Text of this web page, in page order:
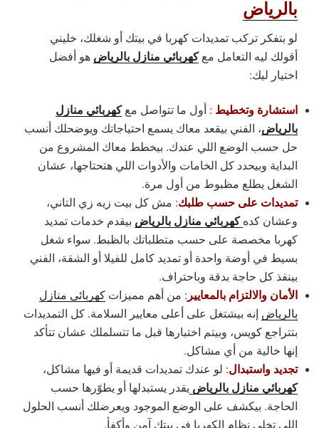
بالرياض
لو بتفكر تركب تمديدات كهربا في بيتك أو شغلك، خليني
أقولك ليه التعامل معكهربائي منازل بالرياض هو أفضل
اختيار ليك:
استشارة وتخطيط : أول ما تتواصل معكهربائي منازل
بالرياض، الفني بيقعد معاك يسمع احتياجاتك ويوضحلك أنسب
حل حسب الوضع اللي عندك. بيخطط معاك المشروع من
البداية وبيحدد كل الخامات والأدوات اللي هتحتاجها، عشان
الشغل يطلع مظبوط من أول مرة.
تمديدات على حسب طلبك: مش كل بيت زيه زي التاني،
وعشان كدهكهربائي منازل بالرياض بيقدم خدمات تمديد
كهربا مخصصة على حسب متطلباتك بالظبط. سواء شغل
بسيط في أوضة واحدة أو تمديد كامل للفيلا أو الشقة، الفني
بينفذ كل حاجة بدقة وباحتراف.
الأمان والالتزام بالمعايير : من أهم مميزات كهربائي منازل
بالرياض إنه بيشتغل على أعلى معايير السلامة. كل التمديدات
بتتراجع كويس، وبيتم اختبارها قبل ما تتسلملك عشان تتأكد
إنها خالية من أي مشاكل.
تجديد واستبدال: لو عندك تمديدات قديمة أو فيها مشاكل،
كهربائي منازل بالرياض يقدر يستبدلها أو يطوّرها حسب
الحاجة. بيكشف على الوضع الموجود ويعرضلك أنسب الحلول
اللي تخلي نظام الكهربا في بيتك آمن وأكفأ.